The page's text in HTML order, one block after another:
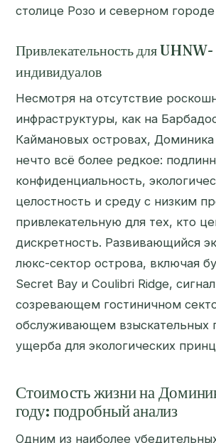
столице Розо и северном
Привлекательность для
индивидуалов
Несмотря на отсутствие
инфраструктуры, как на
Каймановых островах, Доминика
нечто всё более редкое:
конфиденциальность,
целостность и среду с низким
привлекательную для тех, кто
дискретность. Развивающийся
люкс-сектор острова, включая
Secret Bay и Coulibri Ridge,
созревающем гостиничном
обслуживающем взыскательных
ущерба для экологических
Стоимость жизни на
году: подробный анализ
Одним из наиболее